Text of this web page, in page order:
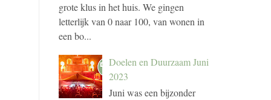
grote klus in het huis. We gingen
letterlijk van 0 naar 100, van wonen in
een bo...
Doelen en Duurzaam Juni
2023
Juni was een bijzonder